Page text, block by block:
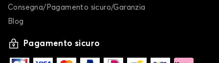
Consegna/Pagamento sicuro/Garanzia
Blog
Pagamento sicuro